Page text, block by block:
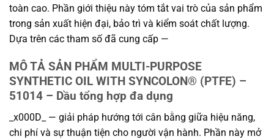
toàn cao. Phần giới thiệu này tóm tắt vai trò của sản phẩm
trong sản xuất hiện đại, bảo trì và kiểm soát chất lượng.
Dựa trên các tham số đã cung cấp —
MÔ TẢ SẢN PHẨM MULTI-PURPOSE
SYNTHETIC OIL WITH SYNCOLON® (PTFE) –
51014 – Dầu tổng hợp đa dụng
_x000D_ — giải pháp hướng tới cân bằng giữa hiệu năng,
chi phí và sự thuận tiện cho người vận hành. Phần này mở